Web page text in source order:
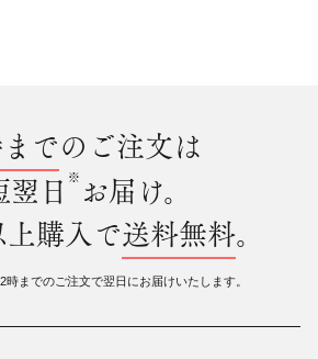
でのご注文は
日 ※ お届け。
購入で送料無料。
までのご注文で翌日にお届けいたします。